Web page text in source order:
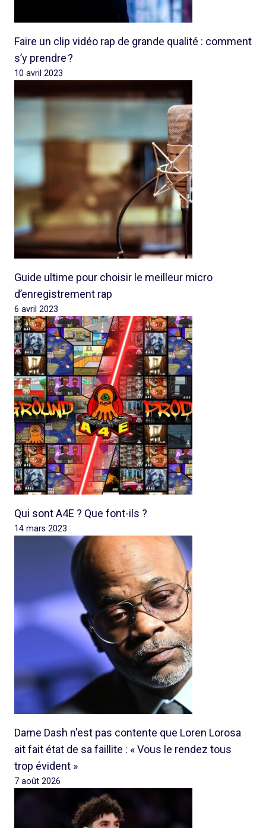
Faire un clip vidéo rap de grande qualité : comment
s’y prendre ?
10 avril 2023
Guide ultime pour choisir le meilleur micro
d’enregistrement rap
6 avril 2023
Qui sont A4E ? Que font-ils ?
14 mars 2023
Dame Dash n'est pas contente que Loren Lorosa
ait fait état de sa faillite : « Vous le rendez tous
trop évident »
7 août 2026